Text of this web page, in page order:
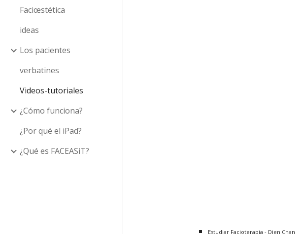
Faciœstética
ideas
Los pacientes
verbatines
Videos-tutoriales
¿Cómo funciona?
¿Por qué el iPad?
¿Qué es FACEASiT?
Estudiar Facioterapia - Dien Chan